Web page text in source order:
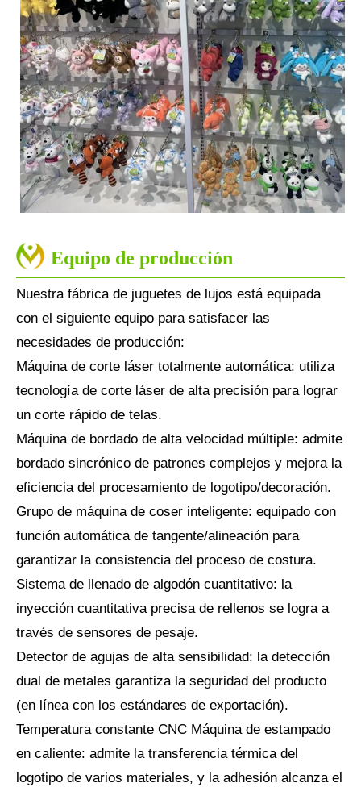
Equipo de producción
Nuestra fábrica de juguetes de lujos está equipada
con el siguiente equipo para satisfacer las
necesidades de producción:
Máquina de corte láser totalmente automática: utiliza
tecnología de corte láser de alta precisión para lograr
un corte rápido de telas.
Máquina de bordado de alta velocidad múltiple: admite
bordado sincrónico de patrones complejos y mejora la
eficiencia del procesamiento de logotipo/decoración.
Grupo de máquina de coser inteligente: equipado con
función automática de tangente/alineación para
garantizar la consistencia del proceso de costura.
Sistema de llenado de algodón cuantitativo: la
inyección cuantitativa precisa de rellenos se logra a
través de sensores de pesaje.
Detector de agujas de alta sensibilidad: la detección
dual de metales garantiza la seguridad del producto
(en línea con los estándares de exportación).
Temperatura constante CNC Máquina de estampado
en caliente: admite la transferencia térmica del
logotipo de varios materiales, y la adhesión alcanza el